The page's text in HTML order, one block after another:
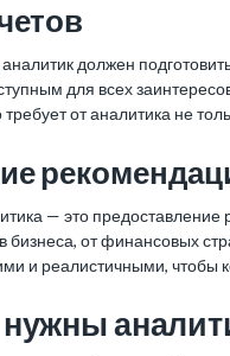
должен
для всех
от аналитика не
— это
бизнеса, от финансовых
и реалистичными, чтобы